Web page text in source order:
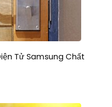
Tử Samsung Chất